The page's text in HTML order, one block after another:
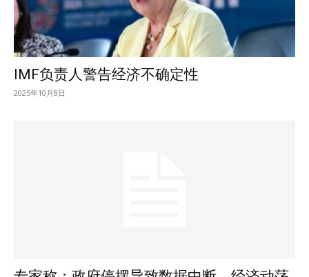
IMF负责人警告经济不确定性
2025年10月8日